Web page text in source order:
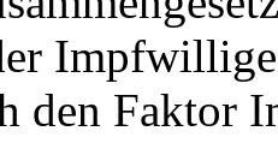
den Faktor